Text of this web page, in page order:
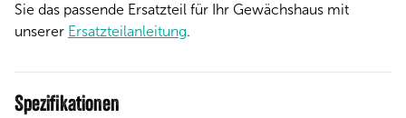
Sie das passende Ersatzteil für Ihr Gewächshaus mit
unserer Ersatzteilanleitung.
Spezifikationen